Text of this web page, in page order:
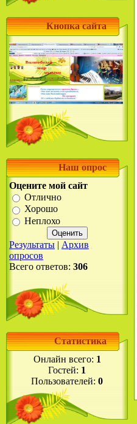
Кнопка сайта
Наш опрос
Оцените мой сайт
Отлично
Хорошо
Неплохо
Результаты | Архив
опросов
Всего ответов: 306
Статистика
Онлайн всего: 1
Гостей: 1
Пользователей: 0